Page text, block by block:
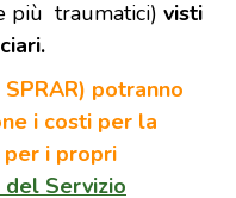
più traumatici) visti
potranno
i costi per la
i propri
Servizio